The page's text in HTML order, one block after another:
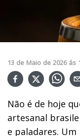
13 de Maio de 2026 ás
Não é de hoje
artesanal
e paladares.